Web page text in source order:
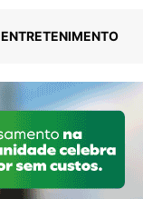
ENTRETENIMENTO